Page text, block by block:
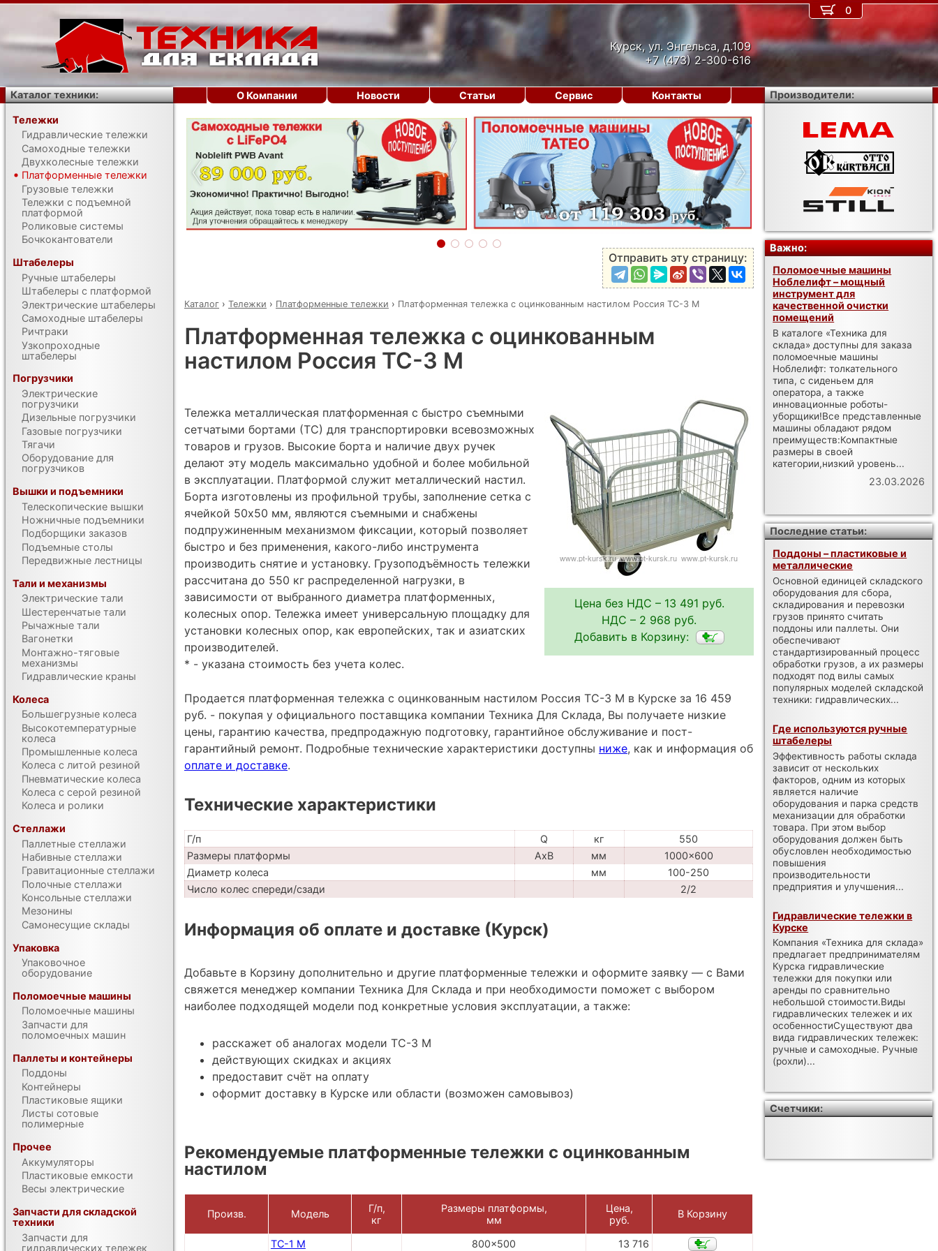
Курск, ул. Энгельса, д.109
+7 (473) 2-300-616
‹ ›
Отправить эту страницу:
Каталог › Тележки › Платформенные тележки › Платформенная тележка с оцинкованным настилом Россия ТС-3 М
Платформенная тележка с оцинкованным
настилом Россия ТС-3 М
Цена без НДС – 13 491 руб.
НДС – 2 968 руб.
Добавить в Корзину:
Тележка металлическая платформенная с быстро съемными
сетчатыми бортами (ТС) для транспортировки всевозможных
товаров и грузов. Высокие борта и наличие двух ручек
делают эту модель максимально удобной и более мобильной
в эксплуатации. Платформой служит металлический настил.
Борта изготовлены из профильной трубы, заполнение сетка с
ячейкой 50х50 мм, являются съемными и снабжены
подпружиненным механизмом фиксации, который позволяет
быстро и без применения, какого-либо инструмента
производить снятие и установку. Грузоподъёмность тележки
рассчитана до 550 кг распределенной нагрузки, в
зависимости от выбранного диаметра платформенных,
колесных опор. Тележка имеет универсальную площадку для
установки колесных опор, как европейских, так и азиатских
производителей.
* - указана стоимость без учета колес.
Продается платформенная тележка с оцинкованным настилом Россия ТС-3 М в Курске за 16 459
руб. - покупая у официального поставщика компании Техника Для Склада, Вы получаете низкие
цены, гарантию качества, предпродажную подготовку, гарантийное обслуживание и пост-
гарантийный ремонт. Подробные технические характеристики доступны ниже, как и информация об
оплате и доставке.
Технические характеристики
Г/п Q кг
550
Размеры платформы
AxB мм
1000x600
Диаметр колеса
мм
100-250
Число колес спереди/сзади
2/2
Информация об оплате и доставке (Курск)
Добавьте в Корзину дополнительно и другие платформенные тележки и оформите заявку — с Вами
свяжется менеджер компании Техника Для Склада и при необходимости поможет с выбором
наиболее подходящей модели под конкретные условия эксплуатации, а также:
расскажет об аналогах модели ТС-3 М
действующих скидках и акциях
предоставит счёт на оплату
оформит доставку в Курске или области (возможен самовывоз)
Рекомендуемые платформенные тележки с оцинкованным
настилом
Произв. Модель
Г/п,
кг
Размеры платформы,
мм
Цена,
руб.
В Корзину
ТС-1 М 800x500 13 716
0
О Компании Новости Статьи Сервис Контакты
Каталог техники:
Тележки
Гидравлические тележки
Самоходные тележки
Двухколесные тележки
Платформенные тележки
Грузовые тележки
Тележки с подъемной
платформой
Роликовые системы
Бочкокантователи
Штабелеры
Ручные штабелеры
Штабелеры с платформой
Электрические штабелеры
Самоходные штабелеры
Ричтраки
Узкопроходные
штабелеры
Погрузчики
Электрические
погрузчики
Дизельные погрузчики
Газовые погрузчики
Тягачи
Оборудование для
погрузчиков
Вышки и подъемники
Телескопические вышки
Ножничные подъемники
Подборщики заказов
Подъемные столы
Передвижные лестницы
Тали и механизмы
Электрические тали
Шестеренчатые тали
Рычажные тали
Вагонетки
Монтажно-тяговые
механизмы
Гидравлические краны
Колеса
Большегрузные колеса
Высокотемпературные
колеса
Промышленные колеса
Колеса с литой резиной
Пневматические колеса
Колеса с серой резиной
Колеса и ролики
Стеллажи
Паллетные стеллажи
Набивные стеллажи
Гравитационные стеллажи
Полочные стеллажи
Консольные стеллажи
Мезонины
Самонесущие склады
Упаковка
Упаковочное
оборудование
Поломоечные машины
Поломоечные машины
Запчасти для
поломоечных машин
Паллеты и контейнеры
Поддоны
Контейнеры
Пластиковые ящики
Листы сотовые
полимерные
Прочее
Аккумуляторы
Пластиковые емкости
Весы электрические
Запчасти для складской
техники
Запчасти для
гидравлических тележек
Производители:
Важно:
Поломоечные машины
Ноблелифт – мощный
инструмент для
качественной очистки
помещений
В каталоге «Техника для
склада» доступны для заказа
поломоечные машины
Ноблелифт: толкательного
типа, с сиденьем для
оператора, а также
инновационные роботы-
уборщики!Все представленные
машины обладают рядом
преимуществ:Компактные
размеры в своей
категории,низкий уровень...
23.03.2026
Последние статьи:
Поддоны – пластиковые и
металлические
Основной единицей складского
оборудования для сбора,
складирования и перевозки
грузов принято считать
поддоны или паллеты. Они
обеспечивают
стандартизированный процесс
обработки грузов, а их размеры
подходят под вилы самых
популярных моделей складской
техники: гидравлических...
Где используются ручные
штабелеры
Эффективность работы склада
зависит от нескольких
факторов, одним из которых
является наличие
оборудования и парка средств
механизации для обработки
товара. При этом выбор
оборудования должен быть
обусловлен необходимостью
повышения
производительности
предприятия и улучшения...
Гидравлические тележки в
Курске
Компания «Техника для склада»
предлагает предпринимателям
Курска гидравлические
тележки для покупки или
аренды по сравнительно
небольшой стоимости.Виды
гидравлических тележек и их
особенностиСуществуют два
вида гидравлических тележек:
ручные и самоходные. Ручные
(рохли)...
Счетчики: